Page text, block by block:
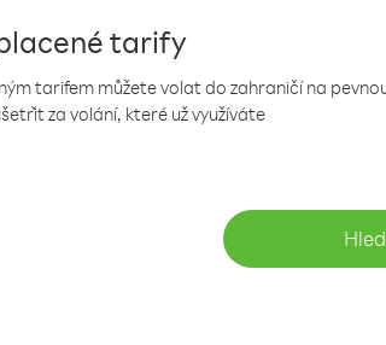
tarify
tarifem můžete volat do zahraničí na
za volání, které už využíváte